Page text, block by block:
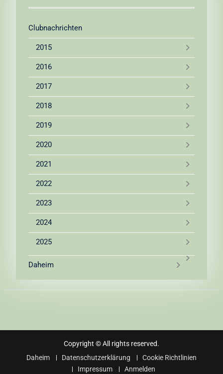
Clubnachrichten
2015
2016
2017
2018
2019
2020
2021
2022
2023
2024
2025
Daheim
Copyright © All rights reserved.
Daheim
Datenschutzerklärung
Cookie Richtlinien
Impressum
Anmelden